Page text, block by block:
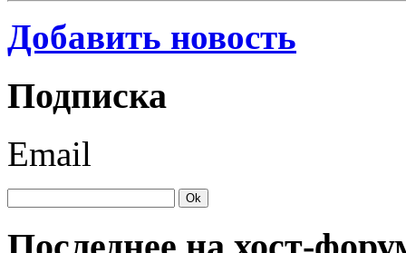
Добавить новость
Подписка
Email